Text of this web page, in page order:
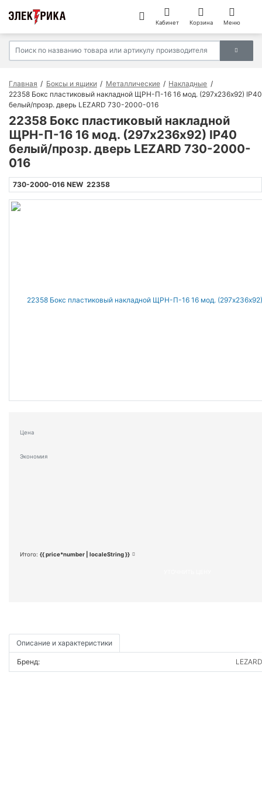
Кабинет Корзина Меню
Главная Боксы и ящики Металлические
Накладные
22358 Бокс пластиковый накладной ЩРН-П-16 16 мод. (297х236х92) IP40
белый/прозр. дверь LEZARD 730-2000-016
22358 Бокс пластиковый накладной
ЩРН-П-16 16 мод. (297х236х92) IP40
белый/прозр. дверь LEZARD 730-2000-
016
730-2000-016 NEW 22358
Цена
Экономия
Итого: {{ price*number | localeString }}
Описание и характеристики
Бренд: LEZARD